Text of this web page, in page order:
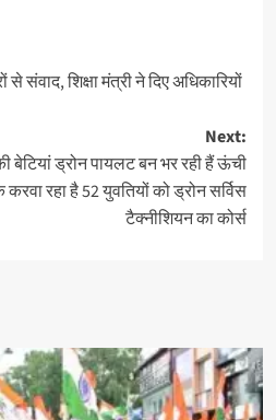
से संवाद, शिक्षा मंत्री ने दिए अधिकारियों
Next:
बेटियां ड्रोन पायलट बन भर रही हैं ऊंची
रहा है 52 युवतियों को ड्रोन सर्विस
टैक्नीशियन का कोर्स